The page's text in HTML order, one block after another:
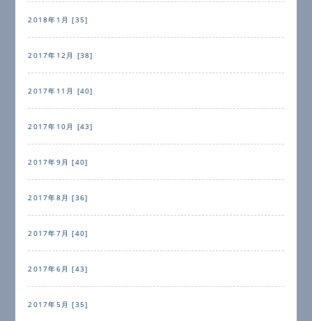
2018年1月 [35]
2017年12月 [38]
2017年11月 [40]
2017年10月 [43]
2017年9月 [40]
2017年8月 [36]
2017年7月 [40]
2017年6月 [43]
2017年5月 [35]